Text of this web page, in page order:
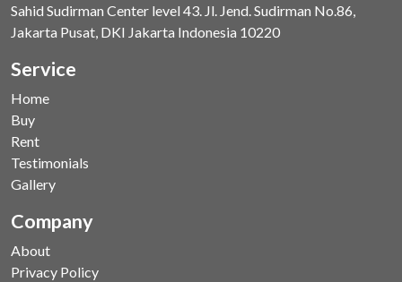
Sahid Sudirman Center level 43. Jl. Jend. Sudirman No.86,
Jakarta Pusat, DKI Jakarta Indonesia 10220
Service
Home
Buy
Rent
Testimonials
Gallery
Company
About
Privacy Policy